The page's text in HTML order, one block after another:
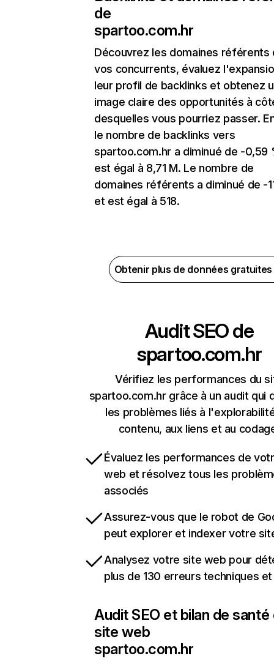
de
spartoo.com.hr
Découvrez les domaines référents
vos concurrents, évaluez
leur profil de backlinks et obtenez
image claire des opportunités à
desquelles vous pourriez passer.
le nombre de backlinks vers
spartoo.com.hr a diminué de -0,59
est égal à 8,71 M. Le nombre de
domaines référents a diminué de -
et est égal à 518.
Obtenir plus de données
Audit SEO de
spartoo.com.hr
Vérifiez les performances du
spartoo.com.hr grâce à un audit qui
les problèmes liés à
contenu, aux liens et au
Évaluez les performances de
web et résolvez tous les
associés
Assurez-vous que le robot de
peut explorer et indexer votre
Analysez votre site web pour
plus de 130 erreurs techniques et
Audit SEO et bilan de santé
site web
spartoo.com.hr